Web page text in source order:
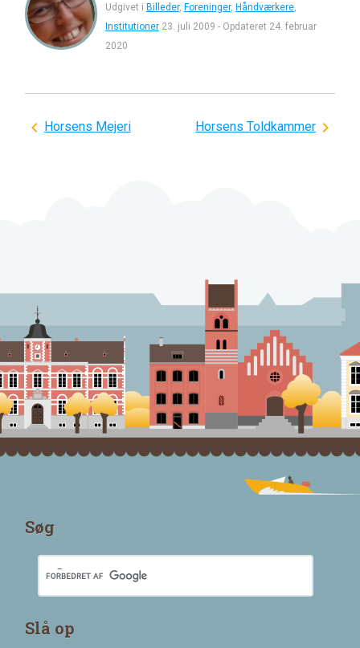
Udgivet i Billeder, Foreninger, Håndværkere,
Institutioner 23. juli 2009 - Opdateret 24. februar
2020
Indlægsnavigation
Horsens Mejeri Horsens Toldkammer
Søg
Slå op